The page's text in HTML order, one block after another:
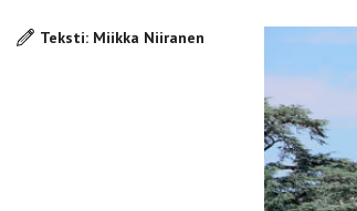
Teksti: Miikka Niiranen